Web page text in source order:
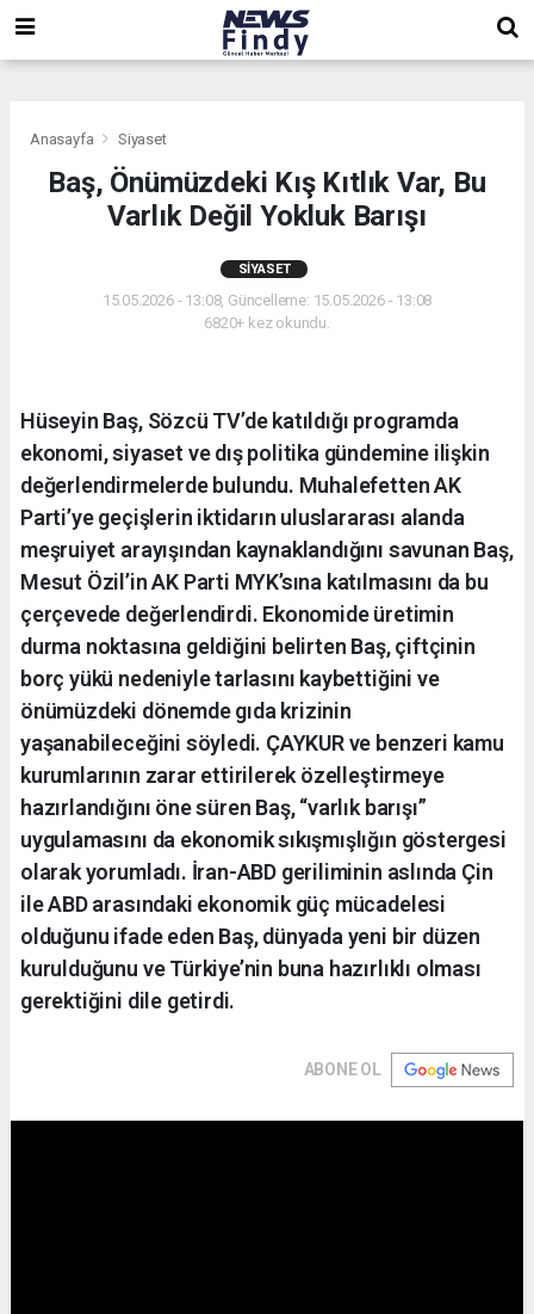
Anasayfa Siyaset
Baş, Önümüzdeki Kış Kıtlık Var, Bu
Varlık Değil Yokluk Barışı
SIYASET
15.05.2026 - 13:08, Güncelleme: 15.05.2026 - 13:08
6820+ kez okundu.
Hüseyin Baş, Sözcü TV’de katıldığı programda
ekonomi, siyaset ve dış politika gündemine ilişkin
değerlendirmelerde bulundu. Muhalefetten AK
Parti’ye geçişlerin iktidarın uluslararası alanda
meşruiyet arayışından kaynaklandığını savunan Baş,
Mesut Özil’in AK Parti MYK’sına katılmasını da bu
çerçevede değerlendirdi. Ekonomide üretimin
durma noktasına geldiğini belirten Baş, çiftçinin
borç yükü nedeniyle tarlasını kaybettiğini ve
önümüzdeki dönemde gıda krizinin
yaşanabileceğini söyledi. ÇAYKUR ve benzeri kamu
kurumlarının zarar ettirilerek özelleştirmeye
hazırlandığını öne süren Baş, “varlık barışı”
uygulamasını da ekonomik sıkışmışlığın göstergesi
olarak yorumladı. İran-ABD geriliminin aslında Çin
ile ABD arasındaki ekonomik güç mücadelesi
olduğunu ifade eden Baş, dünyada yeni bir düzen
kurulduğunu ve Türkiye’nin buna hazırlıklı olması
gerektiğini dile getirdi.
ABONE OL